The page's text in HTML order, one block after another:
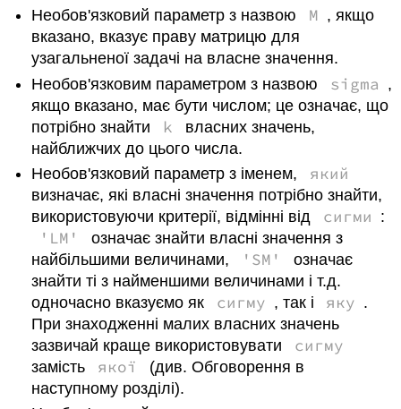
Необов'язковий параметр з назвою
M , якщо
вказано, вказує праву матрицю для
узагальненої задачі на власне значення.
Необов'язковим параметром з назвою
sigma ,
якщо вказано, має бути числом; це означає, що
потрібно знайти
k
власних значень,
найближчих до цього числа.
Необов'язковий параметр з іменем,
який
визначає, які власні значення потрібно знайти,
використовуючи критерії, відмінні від
сигми :
'LM'
означає знайти власні значення з
найбільшими величинами,
'SM'
означає
знайти ті з найменшими величинами і т.д.
одночасно вказуємо як
сигму , так і яку .
При знаходженні малих власних значень
зазвичай краще використовувати
сигму
замість якої
(див. Обговорення в
наступному розділі).